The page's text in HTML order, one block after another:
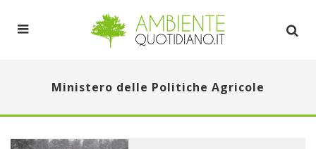
Ministero delle Politiche Agricole